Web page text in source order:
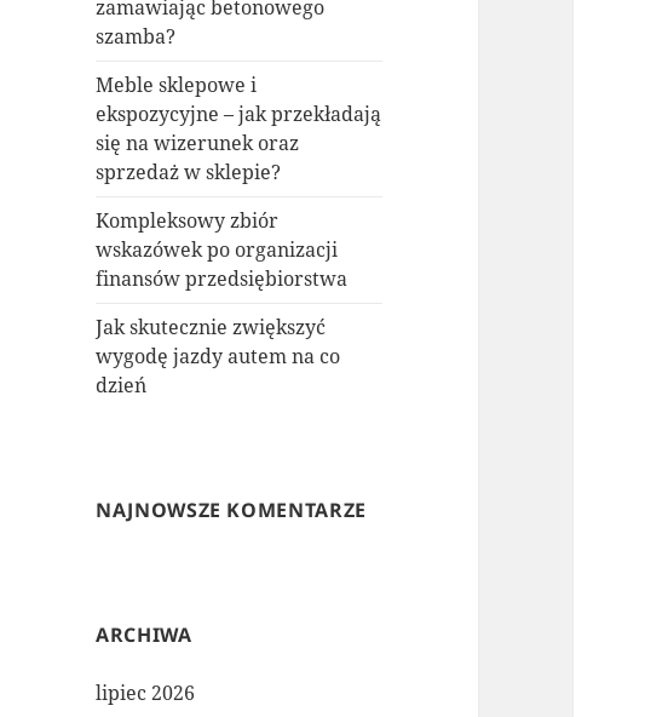
zamawiając betonowego
szamba?
Meble sklepowe i
ekspozycyjne – jak przekładają
się na wizerunek oraz
sprzedaż w sklepie?
Kompleksowy zbiór
wskazówek po organizacji
finansów przedsiębiorstwa
Jak skutecznie zwiększyć
wygodę jazdy autem na co
dzień
NAJNOWSZE KOMENTARZE
ARCHIWA
lipiec 2026